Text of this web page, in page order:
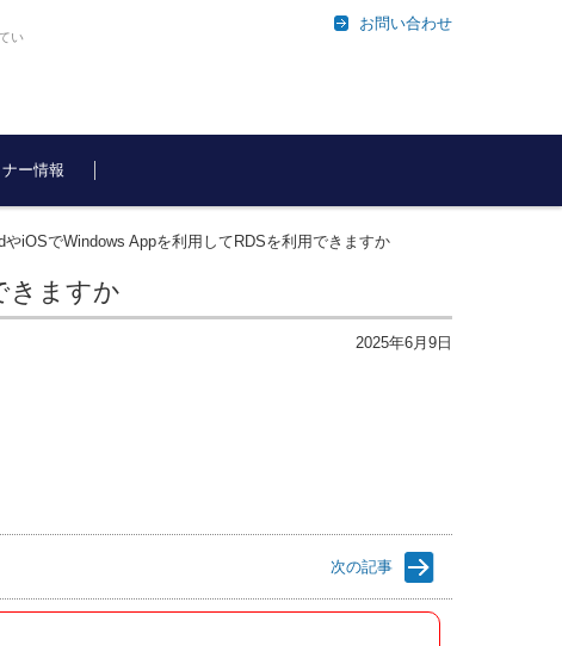
い
お問い合わせ
ー情報
やiOSでWindows Appを利用してRDSを利用できますか
きますか
2025年6月9日
次の記事